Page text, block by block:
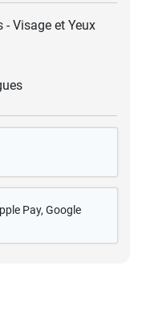
Visage et Yeux
Pay, Google